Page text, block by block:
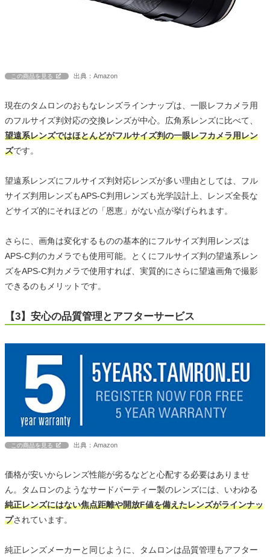
この商品を見る 出典：Amazon
現在のタムロンのおもなレンズラインナップは、一眼レフカメラ用
のフルサイズ判対応の交換レンズが中心。広角系レンズに比べて、
望遠系レンズではほとんどがフルサイズ判の一眼レフカメラ用レン
ズです。
望遠系レンズにフルサイズ判対応レンズが多い理由としては、フル
サイズ判用レンズもAPS-C判用レンズも光学設計上、レンズ全長な
どサイズ的にそれほどの「恩恵」がない点が挙げられます。
さらに、画角は変化するものの基本的にフルサイズ判用レンズは
APS-C判のカメラでも使用可能。とくにフルサイズ判の望遠系レン
ズをAPS-C判カメラで使用すれば、実質的にさらに望遠画角で撮影
できるのもメリットです。
【3】安心の品質管理とアフターサービス
この商品を見る 出典：Amazon
価格が安いからレンズ性能が劣るなどと心配する必要はありませ
ん。タムロンのようなサードパーティー製のレンズには、いわゆる
純正レンズにはない焦点距離や開放F値を備えたレンズがラインナッ
プされています。
純正レンズメーカーと同じように、タムロンは品質管理もアフター